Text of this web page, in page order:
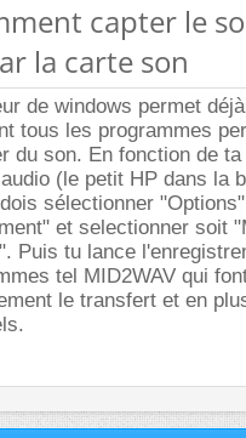
capter le
la carte son
de windows permet
tous les programmes
du son. En fonction de
(le petit HP dans la
sélectionner
et selectionner soit
Puis tu lance
tel MID2WAV qui
le transfert et en